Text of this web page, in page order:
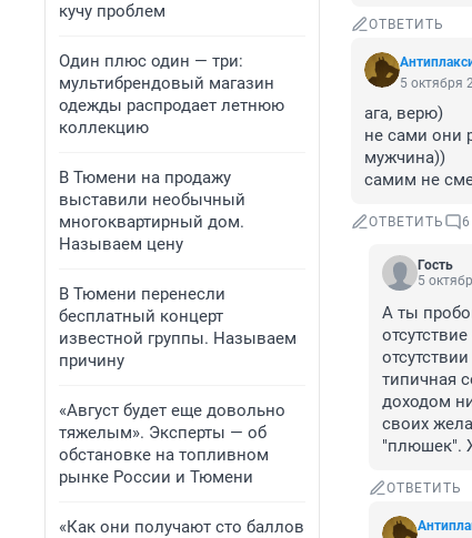
кучу проблем
Один плюс один — три:
мультибрендовый магазин
одежды распродает летнюю
коллекцию
В Тюмени на продажу
выставили необычный
многоквартирный дом.
Называем цену
В Тюмени перенесли
бесплатный концерт
известной группы. Называем
причину
«Август будет еще довольно
тяжелым». Эксперты — об
обстановке на топливном
рынке России и Тюмени
«Как они получают сто баллов
ОТВЕТИТЬ
5 октября
ага, верю)
не сами они
мужчина))
самим не
ОТВЕТИТЬ 6
Гость
5
А ты
типичная
доходом
своих
"плюшек".
ОТВЕТИТЬ